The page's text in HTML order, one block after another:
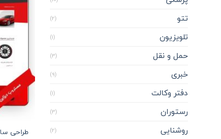
تتو (2)
تلویزیون (1)
حمل و نقل (3)
خبری (9)
دفتر وکالت (1)
رستوران (3)
روشنایی (2) طراحی